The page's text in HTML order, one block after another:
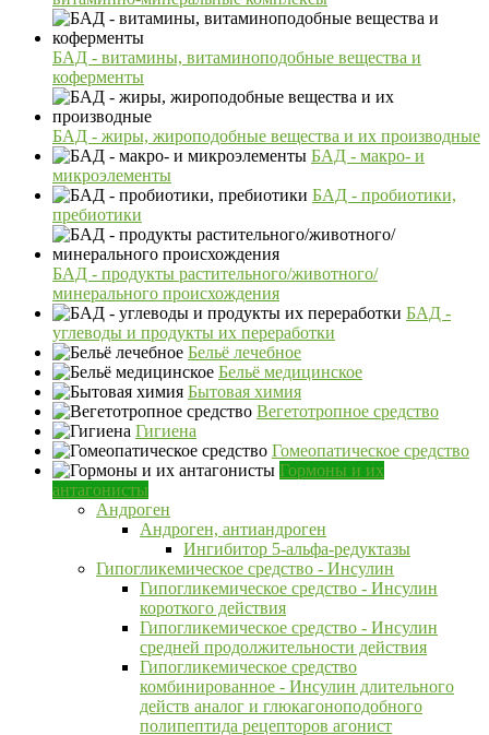
БАД - витамины, витаминоподобные вещества и
коферменты
БАД - жиры, жироподобные вещества и их производные
БАД - макро- и
микроэлементы
БАД - пробиотики,
пребиотики
БАД - продукты растительного/животного/
минерального происхождения
БАД -
углеводы и продукты их переработки
Бельё лечебное
Бельё медицинское
Бытовая химия
Вегетотропное средство
Гигиена
Гомеопатическое средство
Гормоны и их
антагонисты
Андроген
Андроген, антиандроген
Ингибитор 5-альфа-редуктазы
Гипогликемическое средство - Инсулин
Гипогликемическое средство - Инсулин
короткого действия
Гипогликемическое средство - Инсулин
средней продолжительности действия
Гипогликемическое средство
комбинированное - Инсулин длительного
действ аналог и глюкагоноподобного
полипептида рецепторов агонист